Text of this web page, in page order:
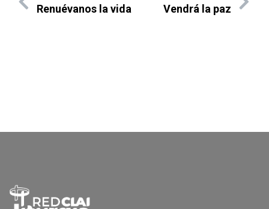
Renuévanos la vida Vendrá la paz